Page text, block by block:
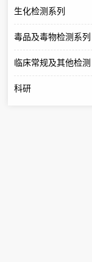
生化检测系列
毒品及毒物检测系列
临床常规及其他检测
科研